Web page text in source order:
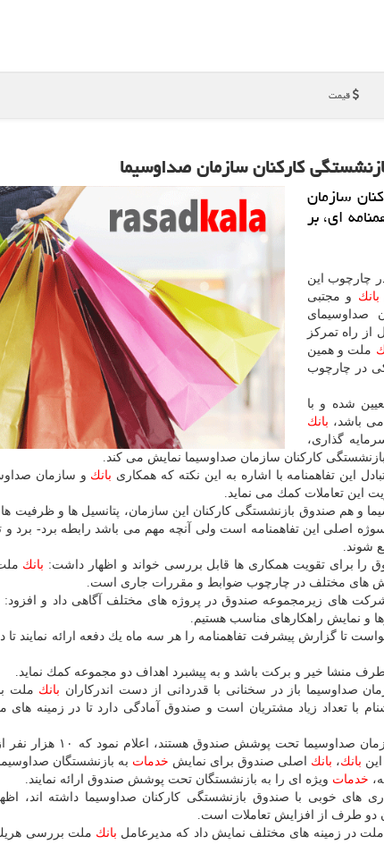
قیمت
كاركنان سازمان صداوسیما
سازمان
ای، بر
چارچوب این
بانك و مجتبی
صداوسیمای
راه تمركز
ملت و همین
در چارچوب
شده و با
باشد، بانك
گذاری،
كاركنان سازمان صداوسیما نمایش می كند.
این تفاهمنامه با اشاره به این نكته كه همكاری بانك و سازمان
و هم صندوق بازنشستگی كاركنان این سازمان، پتانسیل ها و ظرفیت های
اصلی این تفاهمنامه است ولی آنچه مهم می باشد رابطه برد- برد و
شوند.
را برای تقویت همكاری ها قابل بررسی خواند و اظهار داشت: بانك
های مختلف در چارچوب ضوابط و مقررات جاری است.
های زیرمجموعه صندوق در پروژه های مختلف آگاهی داد و افزود:
و نمایش راهكارهای مناسب هستیم.
تا گزارش پیشرفت تفاهمنامه را هر سه ماه یك دفعه ارائه نمایند
طرف منشا خیر و بركت باشد و به پیشبرد اهداف دو مجموعه كمك نماید.
صداوسیما باز در سخنانی با قدردانی از دست اندركاران بانك ملت
با تعداد زیاد مشتریان است و صندوق آمادگی دارد تا در زمینه
وی با اشاره به این نكته كه ۱۴ هزار نفر بازنشسته
بانك، بانك اصلی صندوق برای نمایش خدمات به بازنشستگان
خدمات ویژه ای را به بازنشستگان تحت پوشش صندوق ارائه نمایند.
های خوبی با صندوق بازنشستگی كاركنان صداوسیما داشته اند،
دو طرف از افزایش تعاملات است.
ملت در زمینه های مختلف نمایش داد كه مدیرعامل بانك ملت بررسی هریك